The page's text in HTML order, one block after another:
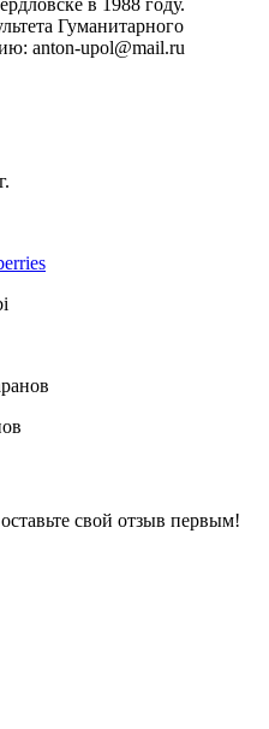
в 1988 году.
Гуманитарного
anton-upol@mail.ru
свой отзыв первым!